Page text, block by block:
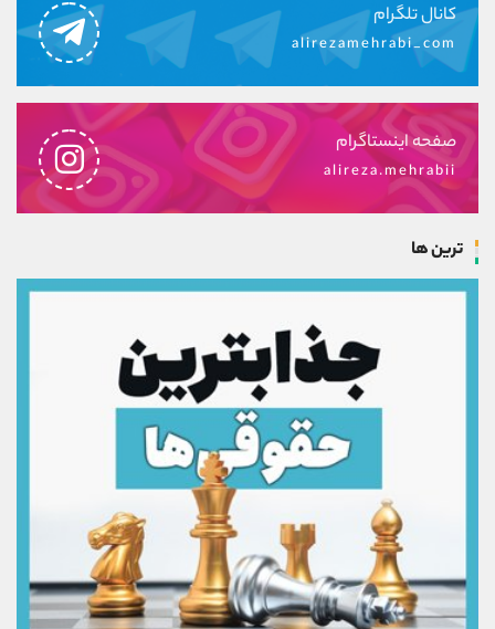
کانال تلگرام
alirezamehrabi_com
صفحه اینستاگرام
alireza.mehrabii
ترین ها